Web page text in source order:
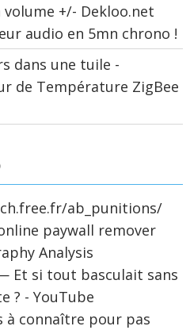
+/- Dekloo.net
audio en 5mn chrono !
dans une tuile -
de Température ZigBee
ab_punitions/
paywall remover
Analysis
Et si tout basculait sans
? - YouTube
à connaître pour pas